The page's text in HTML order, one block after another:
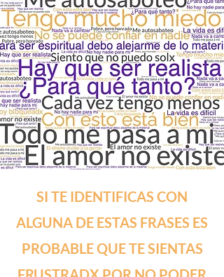
SI TE IDENTIFICAS CON
ALGUNA DE ESTAS FRASES ES
PROBABLE QUE TE SIENTAS